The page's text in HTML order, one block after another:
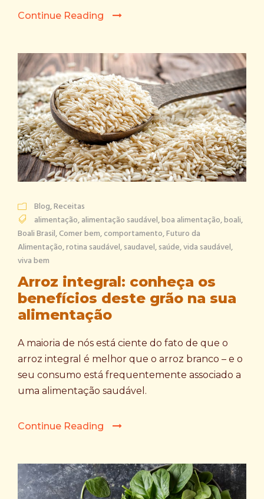
Continue Reading
Blog,Receitas
alimentação,alimentação saudável,boa alimentação,boali,
Boali Brasil,Comer bem,comportamento,Futuro da
Alimentação,rotina saudável,saudavel,saúde,vida saudável,
viva bem
Arroz integral: conheça os
benefícios deste grão na sua
alimentação
A maioria de nós está ciente do fato de que o
arroz integral é melhor que o arroz branco – e o
seu consumo está frequentemente associado a
uma alimentação saudável.
Continue Reading